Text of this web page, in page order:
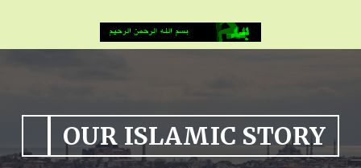
OUR ISLAMIC STORY